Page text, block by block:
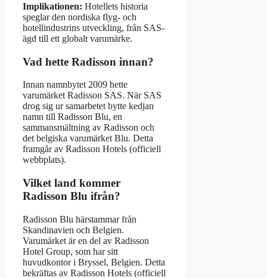
Implikationen: Hotellets historia
speglar den nordiska flyg- och
hotellindustrins utveckling, från SAS-
ägd till ett globalt varumärke.
Vad hette Radisson innan?
Innan namnbytet 2009 hette
varumärket Radisson SAS. När SAS
drog sig ur samarbetet bytte kedjan
namn till Radisson Blu, en
sammansmältning av Radisson och
det belgiska varumärket Blu. Detta
framgår av Radisson Hotels (officiell
webbplats).
Vilket land kommer
Radisson Blu ifrån?
Radisson Blu härstammar från
Skandinavien och Belgien.
Varumärket är en del av Radisson
Hotel Group, som har sitt
huvudkontor i Bryssel, Belgien. Detta
bekräftas av Radisson Hotels (officiell